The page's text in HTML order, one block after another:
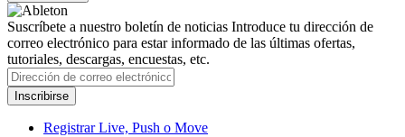
Suscríbete a nuestro boletín de noticias Introduce tu dirección de
correo electrónico para estar informado de las últimas ofertas,
tutoriales, descargas, encuestas, etc.
Registrar Live, Push o Move